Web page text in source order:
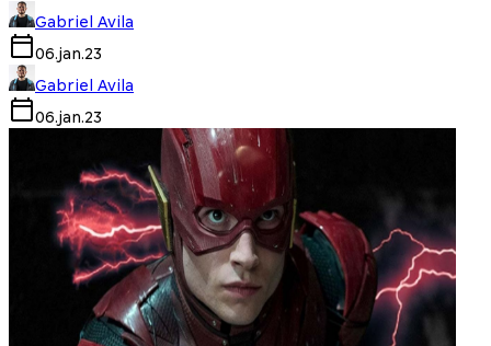
Gabriel Avila
06.jan.23
Gabriel Avila
06.jan.23